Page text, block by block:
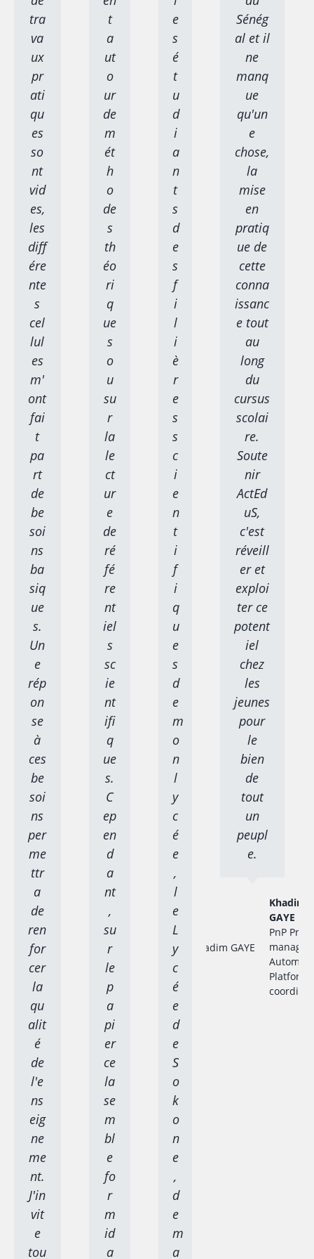
tra
va
ux
pr
ati
qu
es
so
nt
vid
es,
les
diff
ére
nte
s
cel
lul
es
m'
ont
fai
t
pa
rt
de
be
soi
ns
ba
siq
ue
s.
Un
e
rép
on
se
à
ces
be
soi
ns
per
me
ttr
a
de
ren
for
cer
la
qu
alit
é
de
l'e
ns
eig
ne
me
nt.
J'in
vit
e
tou
t
a
ut
o
ur
de
m
ét
h
o
de
s
th
éo
ri
q
ue
s
o
u
su
r
la
le
ct
ur
e
de
ré
fé
re
nt
iel
s
sc
ie
nt
ifi
q
ue
s.
C
ep
en
d
a
nt
,
su
r
le
p
a
pi
er
ce
la
se
m
bl
e
fo
r
m
id
a
e
s
é
t
u
d
i
a
n
t
s
d
e
s
f
i
l
i
è
r
e
s
s
c
i
e
n
t
i
f
i
q
u
e
s
d
e
m
o
n
l
y
c
é
e
,
l
e
L
y
c
é
e
d
e
S
o
k
o
n
e
,
d
e
m
a
Sénég
al et il
ne
manq
ue
qu'un
e
chose,
la
mise
en
pratiq
ue de
cette
conna
issanc
e tout
au
long
du
cursus
scolai
re.
Soute
nir
ActEd
uS,
c'est
réveill
er et
exploi
ter ce
potent
iel
chez
les
jeunes
pour
le
bien
de
tout
un
peupl
e.
Khadim
GAYE
PnP
manager
Platform